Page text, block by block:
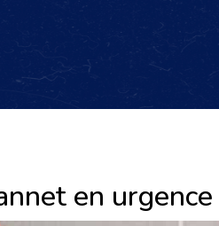
en urgence